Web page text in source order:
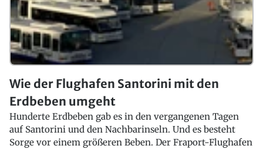
Wie der Flughafen Santorini mit den
Erdbeben umgeht
Hunderte Erdbeben gab es in den vergangenen Tagen
auf Santorini und den Nachbarinseln. Und es besteht
Sorge vor einem größeren Beben. Der Fraport-Flughafen